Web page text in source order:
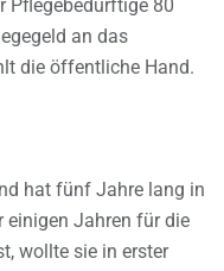
Pflegebedürftige 80
an das
die öffentliche Hand.
hat fünf Jahre lang in
einigen Jahren für die
wollte sie in erster